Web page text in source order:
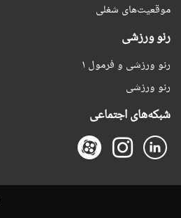
موقعیت‌های شغلی
رنو ورزشی
رنو ورزشی و فرمول ۱
رنو ورزشی
شبکه‌های اجتماعی